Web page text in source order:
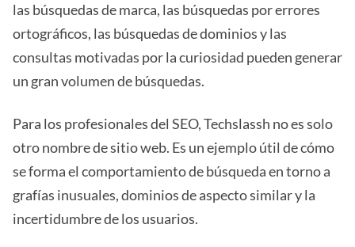
las búsquedas de marca, las búsquedas por errores
ortográficos, las búsquedas de dominios y las
consultas motivadas por la curiosidad pueden generar
un gran volumen de búsquedas.
Para los profesionales del SEO, Techslassh no es solo
otro nombre de sitio web. Es un ejemplo útil de cómo
se forma el comportamiento de búsqueda en torno a
grafías inusuales, dominios de aspecto similar y la
incertidumbre de los usuarios.